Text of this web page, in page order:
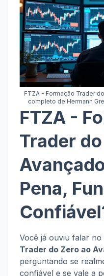
FTZA - Formação Trader
completo de Hermann
FTZA -
Trader
Pena,
Você já ouviu falar no
Trader do Zero ao
perguntando se
confiável e se vale a